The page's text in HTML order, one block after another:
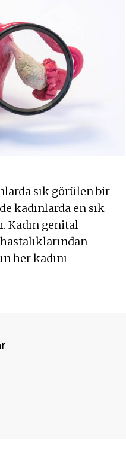
sık görülen bir
kadınlarda en sık
Kadın genital
her kadını